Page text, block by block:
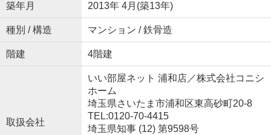
築年月 2013年 4月(築13年)
種別 / 構造 マンション / 鉄骨造
階建 4階建
取扱会社
いい部屋ネット 浦和店／株式会社コニシ
ホーム
埼玉県さいたま市浦和区東高砂町20-8
TEL:0120-70-4415
埼玉県知事 (12) 第9598号